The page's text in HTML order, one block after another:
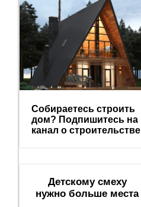
Собираетесь строить
дом? Подпишитесь на
канал о строительстве
Детскому смеху
нужно больше места